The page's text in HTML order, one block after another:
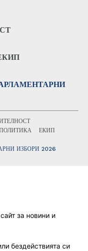
ЕКИП
ИЗБОРИ 2026
за новини и
бездействията си